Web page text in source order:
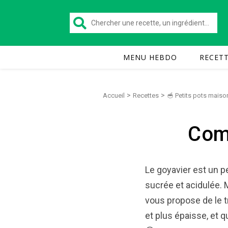
MENU HEBDO
Accueil > Recettes > 🥣 Petits pots
Le goyavier est un
sucrée et acidulée.
vous propose de le
et plus épaisse, et